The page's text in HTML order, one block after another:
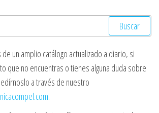
un amplio catálogo actualizado a diario, si
que no encuentras o tienes alguna duda sobre
a través de nuestro
.